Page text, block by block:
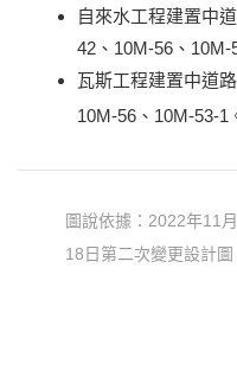
自來水工程建置中
42、10M-56、10M-
瓦斯工程建置中道
10M-56、10M-53-1
圖說依據：2022年11
18日第二次變更設計圖